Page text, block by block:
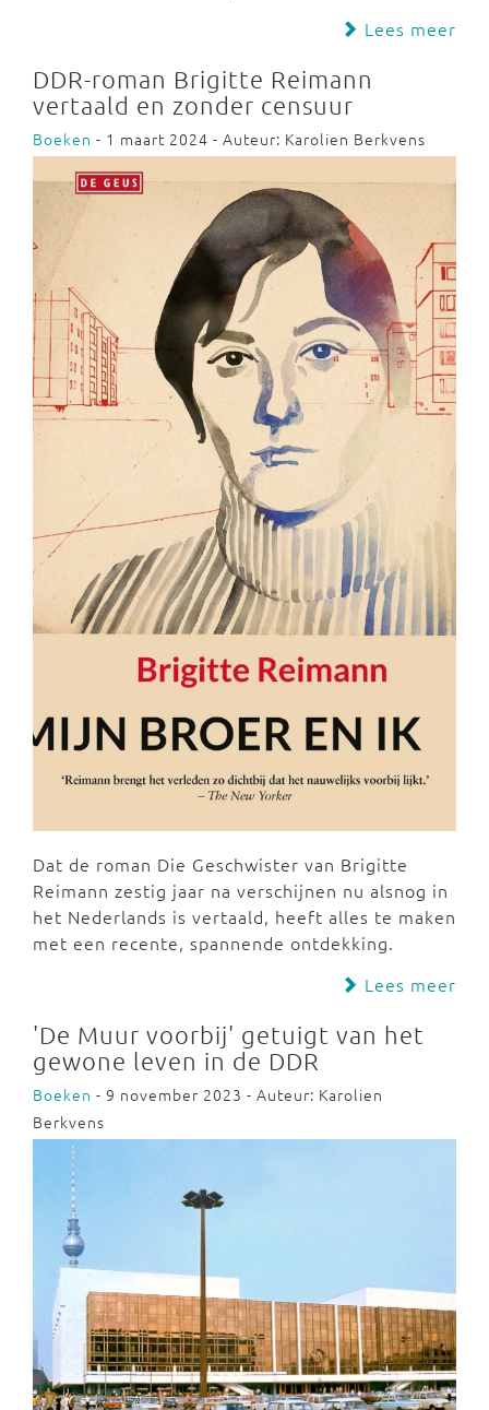
Lees meer
DDR-roman Brigitte Reimann
vertaald en zonder censuur
Boeken - 1 maart 2024 - Auteur: Karolien Berkvens
Dat de roman Die Geschwister van Brigitte
Reimann zestig jaar na verschijnen nu alsnog in
het Nederlands is vertaald, heeft alles te maken
met een recente, spannende ontdekking.
Lees meer
'De Muur voorbij' getuigt van het
gewone leven in de DDR
Boeken - 9 november 2023 - Auteur: Karolien
Berkvens